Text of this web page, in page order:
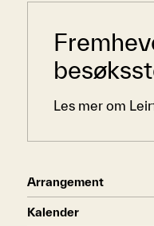
Arrangement
Kalender
Sidemeny
Les mer om